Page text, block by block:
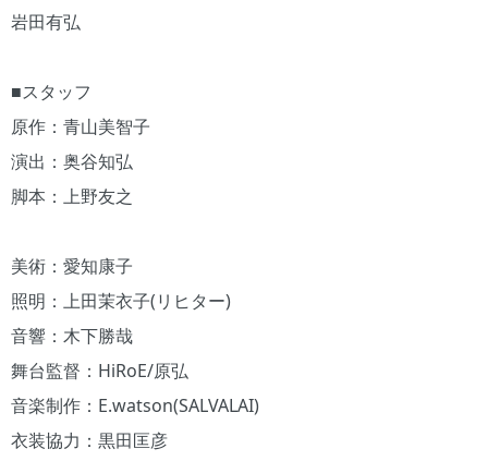
岩田有弘
■スタッフ
原作：青山美智子
演出：奥谷知弘
脚本：上野友之
美術：愛知康子
照明：上田茉衣子(リヒター)
音響：木下勝哉
舞台監督：HiRoE/原弘
音楽制作：E.watson(SALVALAI)
衣装協力：黒田匡彦